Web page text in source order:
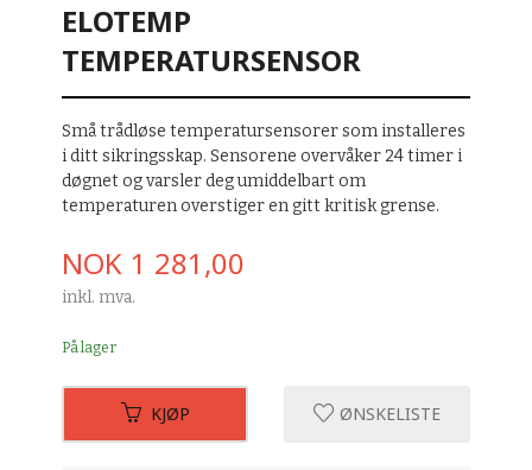
ELOTEMP
TEMPERATURSENSOR
Små trådløse temperatursensorer som installeres
i ditt sikringsskap. Sensorene overvåker 24 timer i
døgnet og varsler deg umiddelbart om
temperaturen overstiger en gitt kritisk grense.
Pris
NOK 1 281,00
inkl. mva.
På lager
KJØP ØNSKELISTE